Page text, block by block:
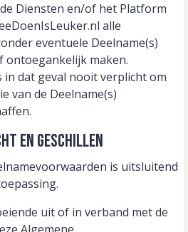
Diensten en/of het Platform
alle
eventuele Deelname(s)
ontoegankelijk maken.
in dat geval nooit verplicht om
van de Deelname(s)
en geschillen
is uitsluitend
uit of in verband met de